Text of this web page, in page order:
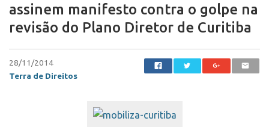
assinem manifesto contra o golpe na
revisão do Plano Diretor de Curitiba
28/11/2014
Terra de Direitos